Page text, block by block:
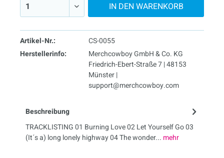
IN DEN WARENKORB
Artikel-Nr.:
CS-0055
Herstellerinfo:
Merchcowboy GmbH & Co. KG
Friedrich-Ebert-Straße 7 | 48153
Münster |
support@merchcowboy.com
Beschreibung
TRACKLISTING 01 Burning Love 02 Let Yourself Go 03
(It´s a) long lonely highway 04 The wonder... mehr